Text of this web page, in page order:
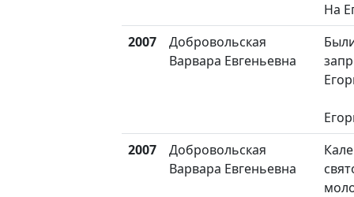
На
2007
Добровольская
Варвара Евгеньевна
2007
Добровольская
Варвара Евгеньевна